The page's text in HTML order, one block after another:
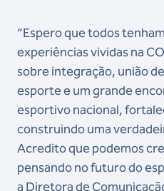
“Espero que todos
experiências vividas na
sobre integração, união
esporte e um grande
esportivo nacional,
construindo uma
Acredito que podemos
pensando no futuro do
a Diretora de